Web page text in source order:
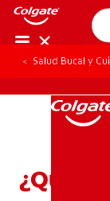
Salud Bucal y
¿Qué Es